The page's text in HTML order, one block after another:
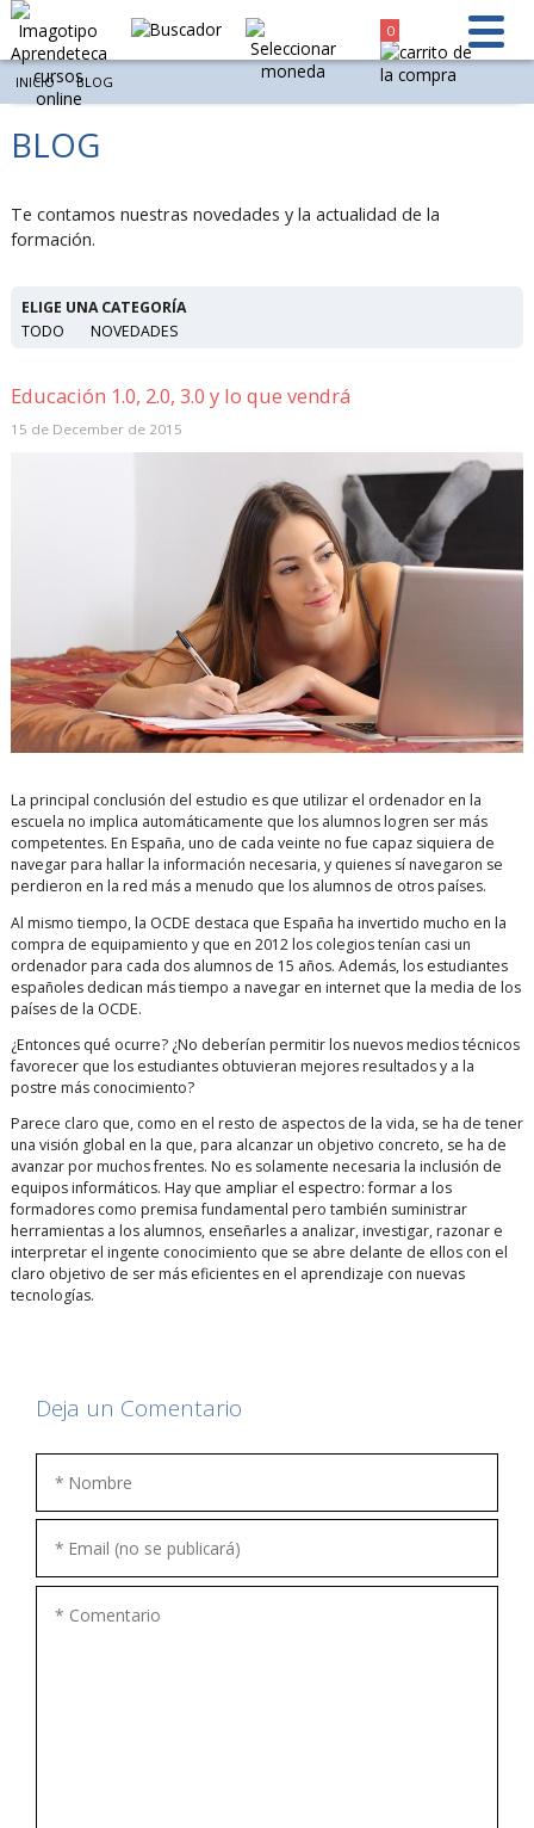
0
INICIO BLOG
BLOG
Te contamos nuestras novedades y la actualidad de la
formación.
ELIGE UNA CATEGORÍA
TODO
NOVEDADES
Educación 1.0, 2.0, 3.0 y lo que vendrá
15 de December de 2015
La principal conclusión del estudio es que utilizar el ordenador en la
escuela no implica automáticamente que los alumnos logren ser más
competentes. En España, uno de cada veinte no fue capaz siquiera de
navegar para hallar la información necesaria, y quienes sí navegaron se
perdieron en la red más a menudo que los alumnos de otros países.
Al mismo tiempo, la OCDE destaca que España ha invertido mucho en la
compra de equipamiento y que en 2012 los colegios tenían casi un
ordenador para cada dos alumnos de 15 años. Además, los estudiantes
españoles dedican más tiempo a navegar en internet que la media de los
países de la OCDE.
¿Entonces qué ocurre? ¿No deberían permitir los nuevos medios técnicos
favorecer que los estudiantes obtuvieran mejores resultados y a la
postre más conocimiento?
Parece claro que, como en el resto de aspectos de la vida, se ha de tener
una visión global en la que, para alcanzar un objetivo concreto, se ha de
avanzar por muchos frentes. No es solamente necesaria la inclusión de
equipos informáticos. Hay que ampliar el espectro: formar a los
formadores como premisa fundamental pero también suministrar
herramientas a los alumnos, enseñarles a analizar, investigar, razonar e
interpretar el ingente conocimiento que se abre delante de ellos con el
claro objetivo de ser más eficientes en el aprendizaje con nuevas
tecnologías.
Deja un Comentario